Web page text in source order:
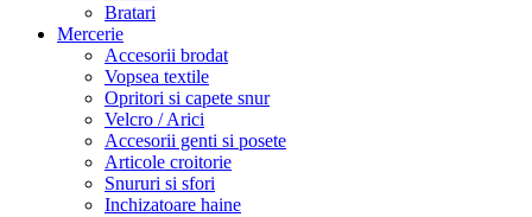
Bratari
Mercerie
Accesorii brodat
Vopsea textile
Opritori si capete snur
Velcro / Arici
Accesorii genti si posete
Articole croitorie
Snururi si sfori
Inchizatoare haine